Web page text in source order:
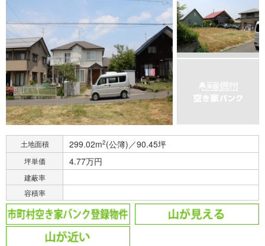
土地面積 299.02m2(公簿)／90.45坪
坪単価 4.77万円
建蔽率
容積率